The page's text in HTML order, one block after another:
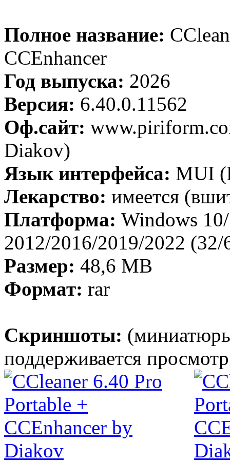
Полное название:
CCEnhancer
Год выпуска: 2026
Версия: 6.40.0.11562
Оф.сайт:
Diakov)
Язык интерфейса: MUI
Лекарство: имеется
Платформа: Windows
2012/2016/2019/2022
Размер: 48,6 МB
Формат: rar
Скриншоты:
поддерживается